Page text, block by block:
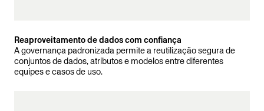
Reaproveitamento de dados com confiança
A governança padronizada permite a reutilização segura de
conjuntos de dados, atributos e modelos entre diferentes
equipes e casos de uso.